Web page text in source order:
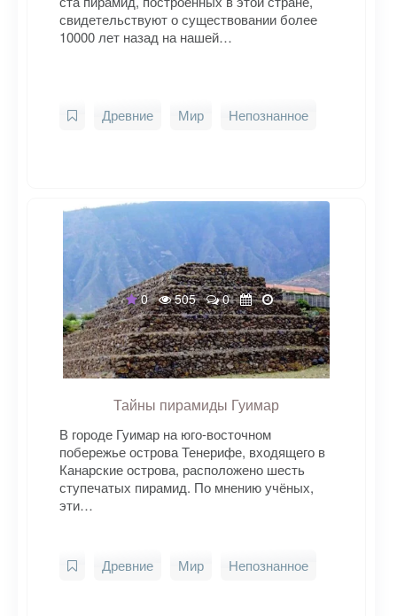
свидетельствуют о существовании более
10000 лет назад на нашей…
Древние Мир Непознанное
0 505 0
Тайны пирамиды Гуимар
В городе Гуимар на юго-восточном
побережье острова Тенерифе, входящего в
Канарские острова, расположено шесть
ступечатых пирамид. По мнению учёных,
эти…
Древние Мир Непознанное